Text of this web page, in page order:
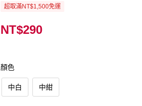
超取滿NT$1,500免運
NT$290
顏色
中白 中紺